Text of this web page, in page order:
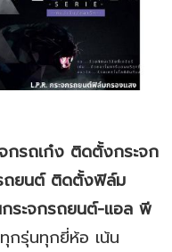
รถเก๋ง ติดตั้งกระจก
ถยนต์ ติดตั้งฟิล์ม
กระจกรถยนต์-แอล พี
รุ่นทุกยี่ห้อ เน้น